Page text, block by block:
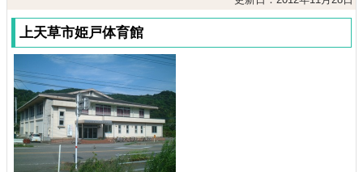
上天草市姫戸体育館